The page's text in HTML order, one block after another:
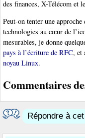
des finances, X-Télécom et
Peut-on tenter une
technologies au cœur de
mesurables, je donne
pays à l’écriture de RFC, et
noyau Linux.
Commentaires
Répondre à